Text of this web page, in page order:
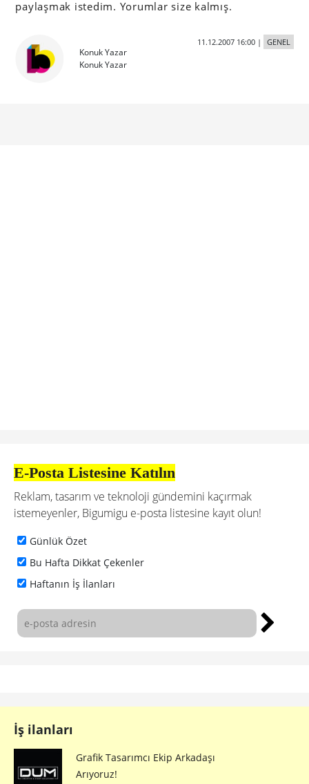
paylaşmak istedim. Yorumlar size kalmış.
Konuk Yazar
Konuk Yazar
11.12.2007 16:00| GENEL
E-Posta Listesine Katılın
Reklam, tasarım ve teknoloji gündemini kaçırmak
istemeyenler, Bigumigu e-posta listesine kayıt olun!
Günlük Özet
Bu Hafta Dikkat Çekenler
Haftanın İş İlanları
İş ilanları
Grafik Tasarımcı Ekip Arkadaşı
Arıyoruz!